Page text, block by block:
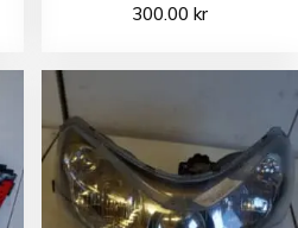
300.00 kr